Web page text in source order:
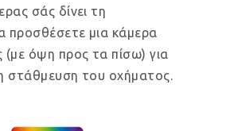
σάς δίνει τη
προσθέσετε μια κάμερα
(με όψη προς τα πίσω) για
στάθμευση του οχήματος.